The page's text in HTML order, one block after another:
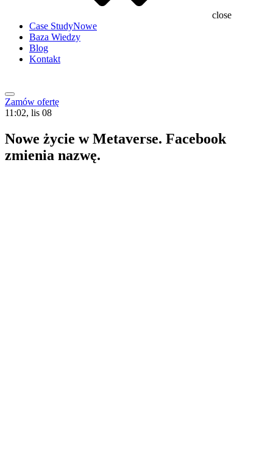
close
Case StudyNowe
Baza Wiedzy
Blog
Kontakt
Zamów ofertę
11:02, lis 08
Nowe życie w Metaverse. Facebook
zmienia nazwę.